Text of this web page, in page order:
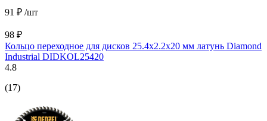
91 ₽ /шт
98 ₽
Кольцо переходное для дисков 25.4х2.2х20 мм латунь Diamond
Industrial DIDKOL25420
4.8
(17)